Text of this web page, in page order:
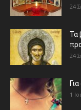
24
Τα
24
1